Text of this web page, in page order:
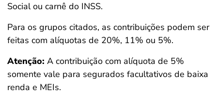
Social ou carnê do INSS.
Para os grupos citados, as contribuições podem ser
feitas com alíquotas de 20%, 11% ou 5%.
Atenção: A contribuição com alíquota de 5%
somente vale para segurados facultativos de baixa
renda e MEIs.